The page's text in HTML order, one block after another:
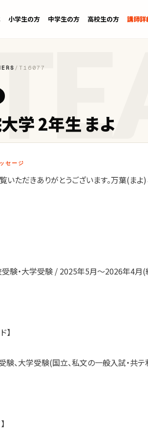
小学生の方 中学生の方 高校生の方 講師詳
/T16077
学 2年生 まよ
セージ
いただきありがとうございます。万葉(まよ)
受験・大学受験 / 2025年5月〜2026年4月
】
、大学受験(国立、私文の一般入試・共テ